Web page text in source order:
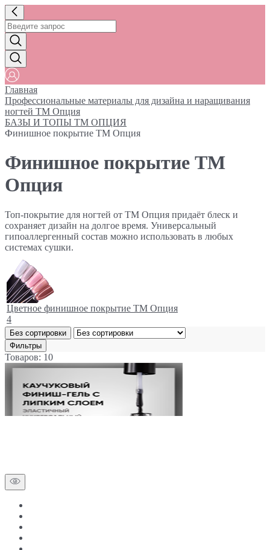
Главная
Профессиональные материалы для дизайна и наращивания
ногтей ТМ Опция
БАЗЫ И ТОПЫ ТМ ОПЦИЯ
Финишное покрытие ТМ Опция
Финишное покрытие ТМ
Опция
Топ-покрытие для ногтей от ТМ Опция придаёт блеск и
сохраняет дизайн на долгое время. Универсальный
гипоаллергенный состав можно использовать в любых
системах сушки.
Цветное финишное покрытие ТМ Опция
4
Без сортировки
Фильтры
Товаров: 10